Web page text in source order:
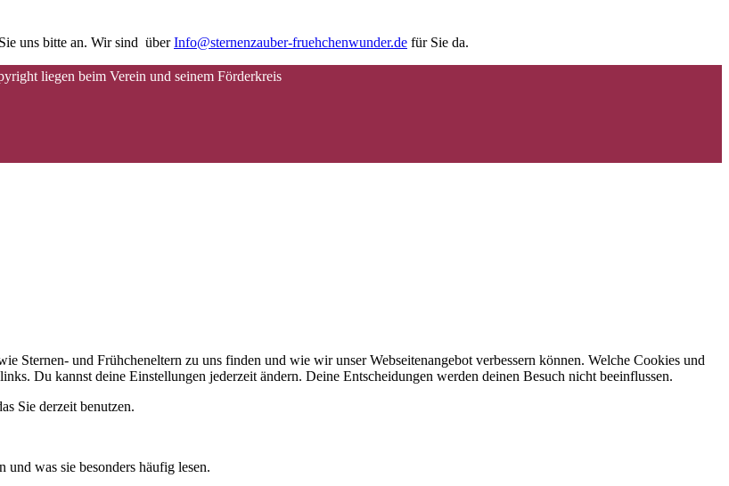
uns bitte an. Wir sind überInfo@sternenzauber-fruehchenwunder.de für Sie da.
liegen beim Verein und seinem Förderkreis
Sternen- und Frühcheneltern zu uns finden und wie wir unser Webseitenangebot verbessern können. Welche Cookies und
Du kannst deine Einstellungen jederzeit ändern. Deine Entscheidungen werden deinen Besuch nicht beeinflussen.
Sie derzeit benutzen.
was sie besonders häufig lesen.